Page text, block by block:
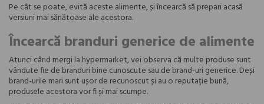
Pe cât se poate, evită aceste alimente, și încearcă să prepari acasă
versiuni mai sănătoase ale acestora.
Încearcă branduri generice de alimente
Atunci când mergi la hypermarket, vei observa că multe produse sunt
vândute fie de branduri bine cunoscute sau de brand-uri generice. Deși
brand-urile mari sunt ușor de recunoscut și au o reputație bună,
produsele acestora vor fi și mai scumpe.